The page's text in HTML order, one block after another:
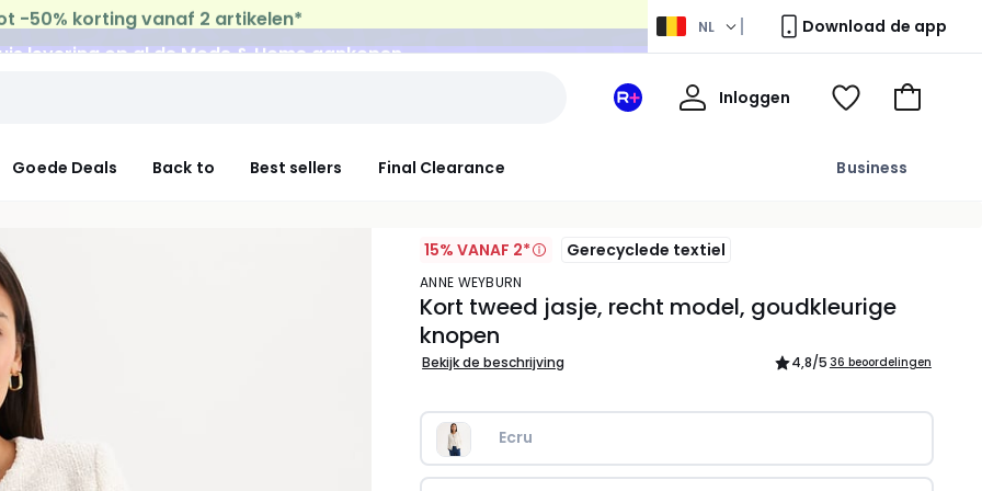
leveringop al de Mode & Home aankopen NL Download de app
Goede Deals Back to Best sellers Final Clearance Business
Mijn
Inloggen
Mijn
Kijk
Naar
15% VANAF 2* Gerecyclede textiel
ANNE WEYBURN
Kort tweed jasje, recht model, goudkleurige
knopen
Bekijk de beschrijving 4,8/5 36 beoordelingen
Ecru